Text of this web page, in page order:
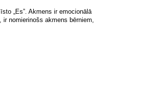
„Es”. Akmens ir emocionālā
nomierinošs akmens bērniem,